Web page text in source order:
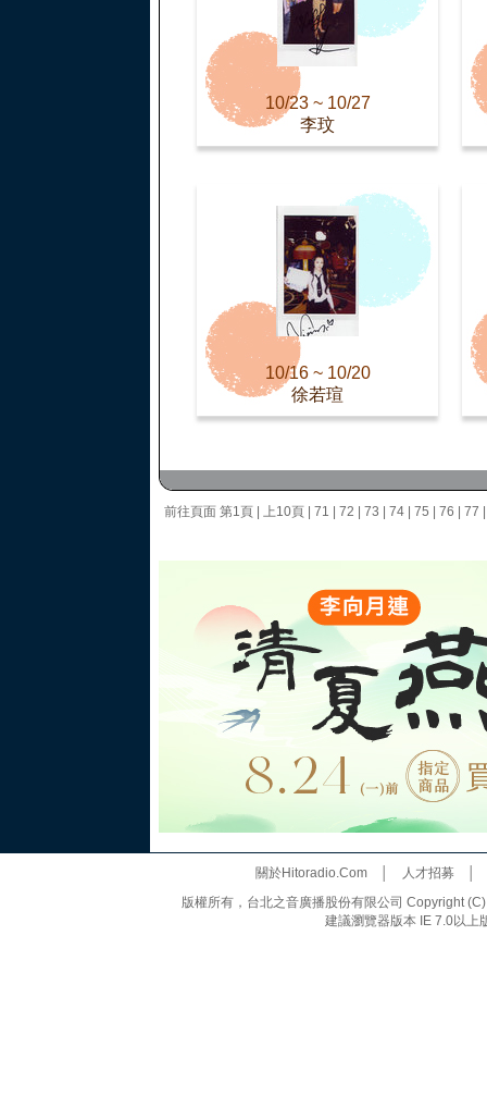
10/23 ~ 10/27
李玟
10/16 ~ 10/20
徐若瑄
前往頁面 第1頁 上10頁 71 72 73 74 75 76 77
關於Hitoradio.Com│ 人才招募
版權所有，台北之音廣播股份有限公司 Copyright
建議瀏覽器版本 IE 7.0以上